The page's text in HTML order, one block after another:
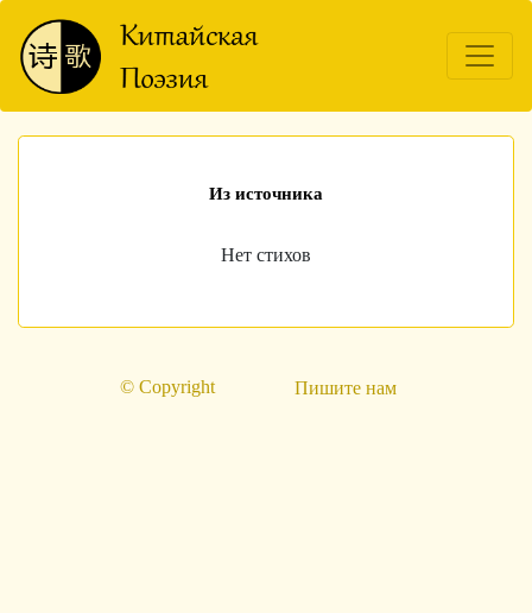
Из источника
Нет стихов
© Copyright Пишите нам